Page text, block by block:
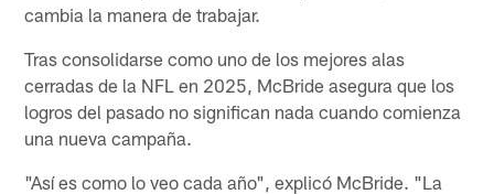
cambia la manera de trabajar.
Tras consolidarse como uno de los mejores alas
cerradas de la NFL en 2025, McBride asegura que los
logros del pasado no significan nada cuando comienza
una nueva campaña.
"Así es como lo veo cada año", explicó McBride. "La